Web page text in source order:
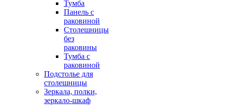
Тумба
Панель с
раковиной
Столешницы
без
раковины
Тумба с
раковиной
Подстолье для
столешницы
Зеркала, полки,
зеркало-шкаф